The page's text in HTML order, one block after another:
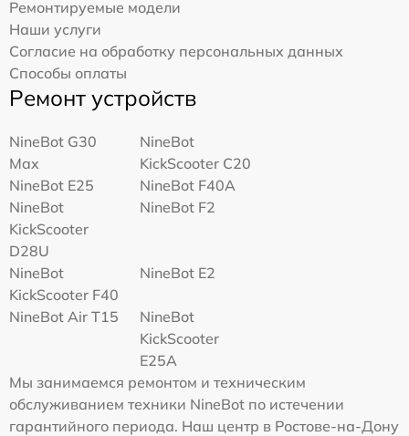
Ремонтируемые модели
Наши услуги
Согласие на обработку персональных данных
Способы оплаты
Ремонт устройств
NineBot G30
Max
NineBot
KickScooter C20
NineBot E25
NineBot F40A
NineBot
KickScooter
D28U
NineBot F2
NineBot
KickScooter F40
NineBot E2
NineBot Air T15
NineBot
KickScooter
E25A
Мы занимаемся ремонтом и техническим
обслуживанием техники NineBot по истечении
гарантийного периода. Наш центр в Ростове-на-Дону